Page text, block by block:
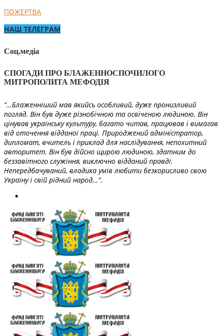
ПОЖЕРТВА
НАШ ТЕЛЕГРАМ
Соц.медіа
СПОГАДИ ПРО БЛАЖЕННОСПОЧИЛОГО
МИТРОПОЛИТА МЕФОДІЯ
“…Блаженніший мав якийсь особливий, дуже пронизливий
погляд. Він був дуже різнобічною та освіченою людиною. Він
цінував українську культуру, багато читав, працював і вимагав
від оточення відданої праці. Природжений адміністратор,
дипломат, вчитель і приклад для наслідування, непохитний
авторитет. Він був дійсно щирою людиною, здатним до
беззавітного служіння, виключно відданий правді.
Непередбачуваний, владика умів любити безкорисливо свою
Україну і свій рідний народ…”.